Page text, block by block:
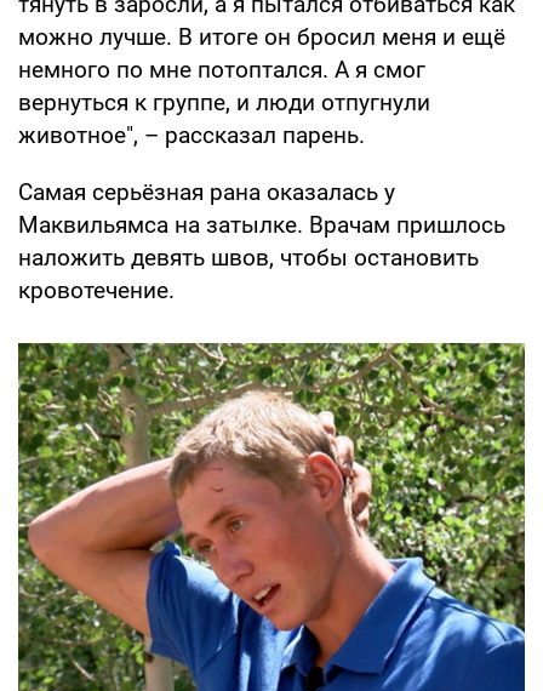
можно лучше. В итоге он бросил меня и ещё
немного по мне потоптался. А я смог
вернуться к группе, и люди отпугнули
животное", – рассказал парень.
Самая серьёзная рана оказалась у
Маквильямса на затылке. Врачам пришлось
наложить девять швов, чтобы остановить
кровотечение.